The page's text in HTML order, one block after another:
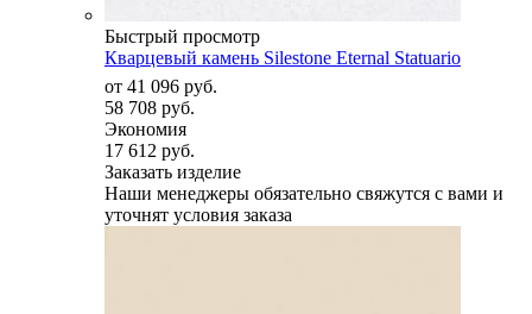
Быстрый просмотр
Кварцевый камень Silestone Eternal Statuario
от 41 096 руб.
58 708 руб.
Экономия
17 612 руб.
Заказать изделие
Наши менеджеры обязательно свяжутся с вами и
уточнят условия заказа